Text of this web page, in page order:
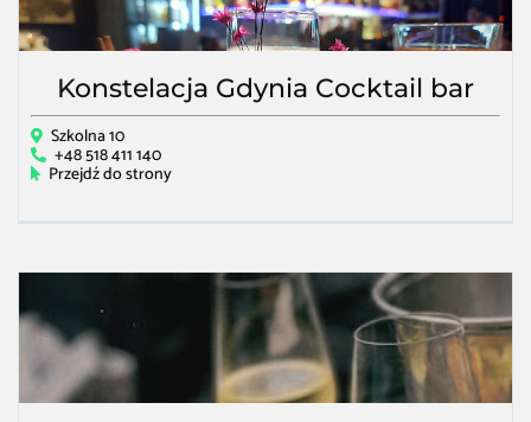
Konstelacja Gdynia Cocktail bar
Szkolna 10
+48 518 411 140
Przejdź do strony